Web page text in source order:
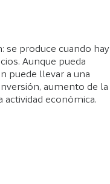
se produce cuando hay
Aunque pueda
puede llevar a una
aumento de la
actividad económica.